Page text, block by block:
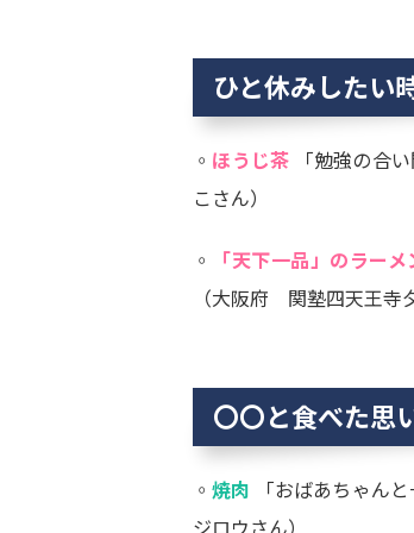
ひと休みした
◦ ほうじ茶
「勉強の合
こさん）
◦ 「天下一品」のラーメ
（大阪府 関塾四天王寺
〇〇と食べた思
◦焼肉
「おばあちゃん